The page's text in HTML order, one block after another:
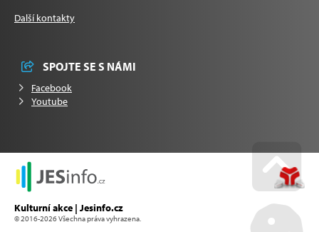
Další kontakty
SPOJTE SE S NÁMI
Facebook
Youtube
Kulturní akce | Jesinfo.cz
© 2016-2026 Všechna práva vyhrazena. Go